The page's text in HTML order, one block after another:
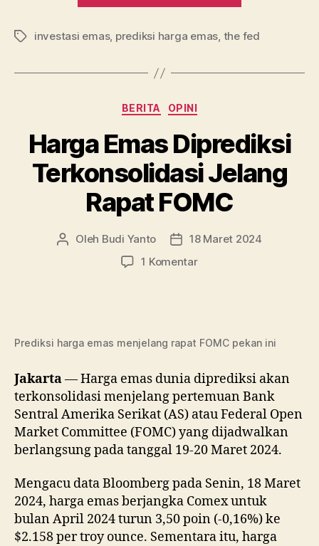
The
untuk
Tag investasi emas, prediksi harga emas, the fed
Kategori
BERITA OPINI
Harga Emas Diprediksi
Terkonsolidasi Jelang
Rapat FOMC
Penulis
Oleh Budi Yanto
Tanggal
18 Maret 2024
1 Komentarpada
Jelang
FOMC
Prediksi harga emas menjelang rapat FOMC pekan ini
Jakarta— Harga emas dunia diprediksi akan
terkonsolidasi menjelang pertemuan Bank
Sentral Amerika Serikat (AS) atau Federal Open
Market Committee (FOMC) yang dijadwalkan
berlangsung pada tanggal 19-20 Maret 2024.
Mengacu data Bloomberg pada Senin, 18 Maret
2024, harga emas berjangka Comex untuk
bulan April 2024 turun 3,50 poin (-0,16%) ke
$2.158 per troy ounce. Sementara itu, harga